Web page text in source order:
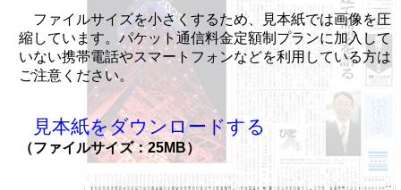
ファイルサイズを小さくするため、見本紙では画像を圧
縮しています。パケット通信料金定額制プランに加入して
いない携帯電話やスマートフォンなどを利用している方は
ご注意ください。
見本紙をダウンロードする
（ファイルサイズ：25MB）